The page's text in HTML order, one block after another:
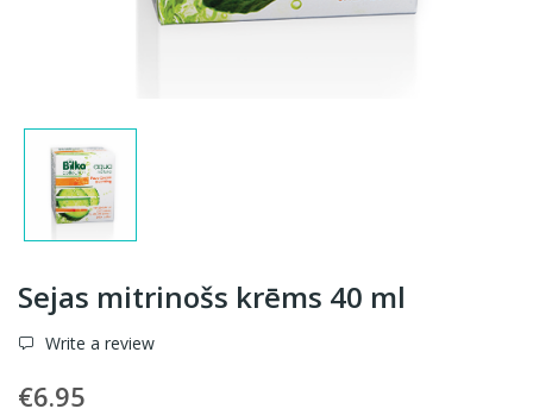
Sejas mitrinošs krēms 40 ml
Write a review
€6.95